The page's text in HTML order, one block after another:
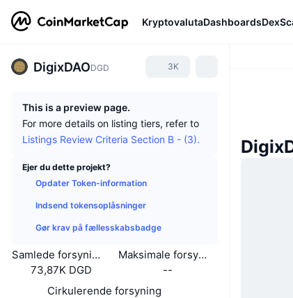
KryptovalutaDashboards
DigixDAODGD 3K
This is a preview page.
For more details on listing tiers, refer to
Listings Review Criteria Section B - (3).
Ejer du dette projekt?
Opdater Token-information
Indsend tokensoplåsninger
Gør krav på fællesskabsbadge
Samlede forsyning
73,87K DGD
Maksimale forsyning
--
Cirkulerende forsyning